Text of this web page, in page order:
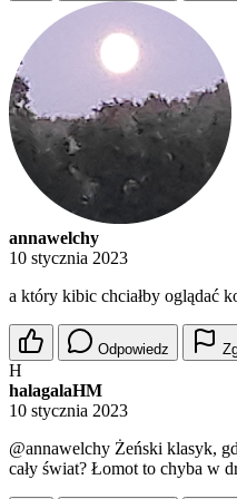
annawelchy
10 stycznia 2023
a który kibic chciałby oglądać
Odpowiedz
H
halagalaHM
10 stycznia 2023
@annawelchy Żeński klasyk,
cały świat? Łomot to chyba w